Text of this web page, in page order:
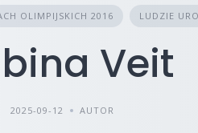
OLIMPIJSKICH 2016 LUDZIE
Veit
2025-09-12 AUTOR